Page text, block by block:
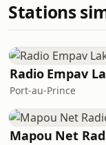
Stations
Radio Empav
Port-au-Prince
Mapou Net